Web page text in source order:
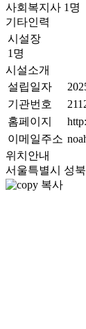
사회복지사 1 명
기타인력
시설장
1명
시설소개
설립일자
기관번호
홈페이지
이메일주소
위치안내
서울특별시 성
복사